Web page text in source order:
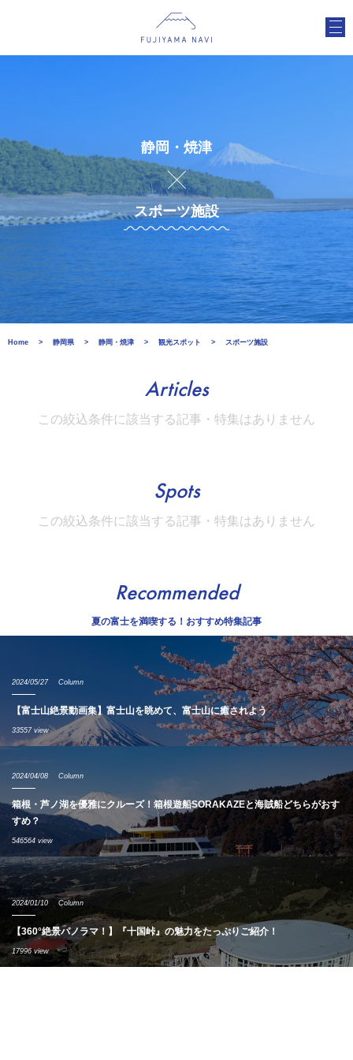
静岡・焼津
スポーツ施設
Home 静岡県 静岡・焼津 観光スポット スポーツ施設
Articles
この絞込条件に該当する記事・特集はありません
Spots
この絞込条件に該当する記事・特集はありません
Recommended
夏の富士を満喫する！おすすめ特集記事
2024/05/27 Column
【富士山絶景動画集】富士山を眺めて、富士山に癒されよう
33557 view
2024/04/08 Column
箱根・芦ノ湖を優雅にクルーズ！箱根遊船SORAKAZEと海賊船どちらがおす
すめ？
546564 view
2024/01/10 Column
【360°絶景パノラマ！】『十国峠』の魅力をたっぷりご紹介！
17996 view